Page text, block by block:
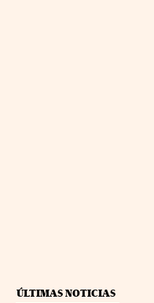
ÚLTIMAS NOTICIAS